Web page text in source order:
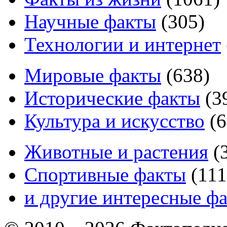
Научные факты (305)
Технологии и интернет
Мировые факты (638)
Исторические факты (
Культура и искусство (
Животные и растения (
Спортивные факты (111
и другие интересные